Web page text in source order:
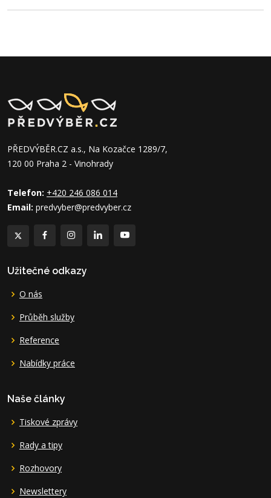
PŘEDVÝBĚR.CZ a.s., Na Kozačce 1289/7,
120 00 Praha 2 - Vinohrady
Telefon: +420 246 086 014
Email: predvyber@predvyber.cz
Užitečné odkazy
O nás
Průběh služby
Reference
Nabídky práce
Naše články
Tiskové zprávy
Rady a tipy
Rozhovory
Newslettery